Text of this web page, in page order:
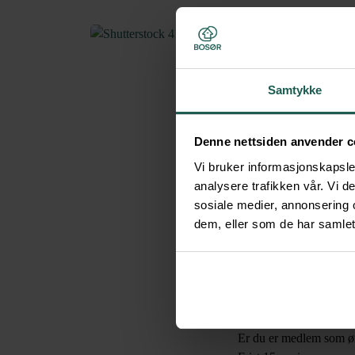
Samtykke
Denne nettsiden anvender
Vi bruker
analysere trafikken vår. Vi
sosiale medier,
dem, eller som de har
Den første
mer praktisk
Kristian Råmunddal
Hvordan kan du bli
Tilknyttede borettslag
generalforsamling.
generalforsamlingen.
Er du er medlem som